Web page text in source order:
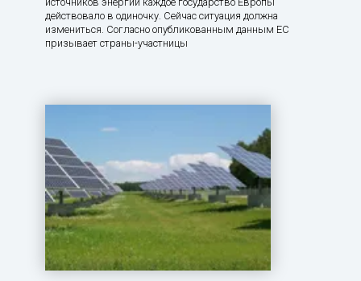
действовало в одиночку. Сейчас ситуация должна
измениться. Согласно опубликованным данным ЕС
призывает страны-участницы